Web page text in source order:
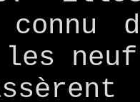
connu